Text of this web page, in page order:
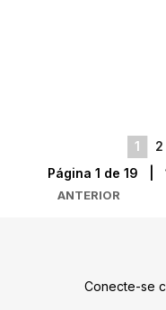
1 2
ANTERIOR
Página 1 de 19 |
Conecte-se